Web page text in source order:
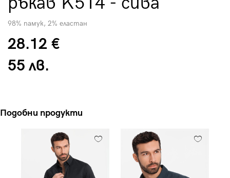
98% памук, 2% еластан
28.12 €
55 лв.
Подобни продукти